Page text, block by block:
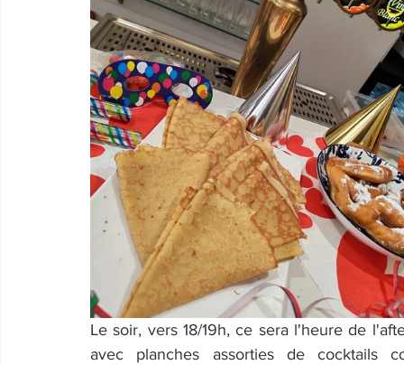
Le soir, vers 18/19h, ce sera l'heure de
avec planches assorties de cocktails